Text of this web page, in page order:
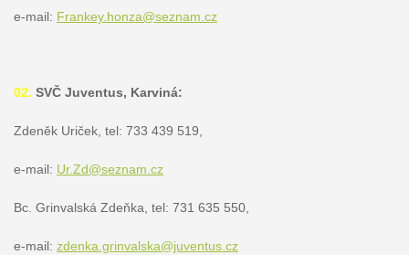
e-mail: Frankey.honza@seznam.cz
02. SVČ Juventus, Karviná:
Zdeněk Uriček, tel: 733 439 519,
e-mail: Ur.Zd@seznam.cz
Bc. Grinvalská Zdeňka, tel: 731 635 550,
e-mail: zdenka.grinvalska@juventus.cz